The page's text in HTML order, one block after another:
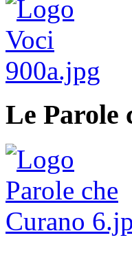
Le Parole